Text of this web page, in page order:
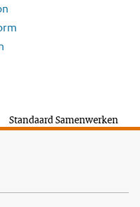
Standaard Samenwerken